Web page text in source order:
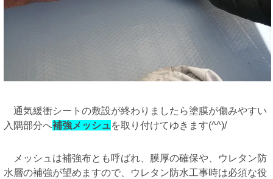
通気緩衝シートの敷設が終わりましたら塗膜が傷みやすい
入隅部分へ補強メッシュを取り付けてゆきます(^^)/
メッシュは補強布とも呼ばれ、膜厚の確保や、ウレタン防
水層の補強が望めますので、ウレタン防水工事時は必須な役